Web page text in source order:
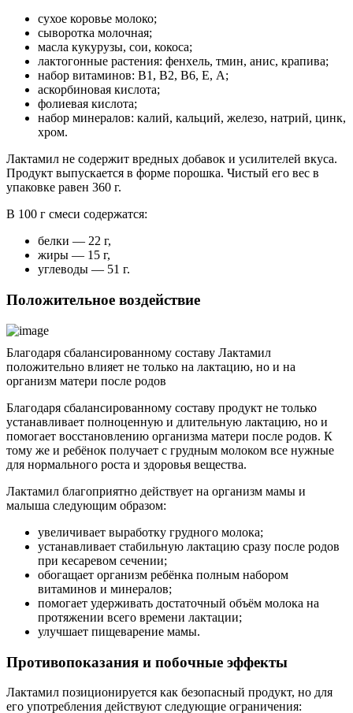
сухое коровье молоко;
сыворотка молочная;
масла кукурузы, сои, кокоса;
лактогонные растения: фенхель, тмин, анис, крапива;
набор витаминов: В1, В2, В6, Е, А;
аскорбиновая кислота;
фолиевая кислота;
набор минералов: калий, кальций, железо, натрий, цинк,
хром.
Лактамил не содержит вредных добавок и усилителей вкуса.
Продукт выпускается в форме порошка. Чистый его вес в
упаковке равен 360 г.
В 100 г смеси содержатся:
белки — 22 г,
жиры — 15 г,
углеводы — 51 г.
Положительное воздействие
Благодаря сбалансированному составу Лактамил
положительно влияет не только на лактацию, но и на
организм матери после родов
Благодаря сбалансированному составу продукт не только
устанавливает полноценную и длительную лактацию, но и
помогает восстановлению организма матери после родов. К
тому же и ребёнок получает с грудным молоком все нужные
для нормального роста и здоровья вещества.
Лактамил благоприятно действует на организм мамы и
малыша следующим образом:
увеличивает выработку грудного молока;
устанавливает стабильную лактацию сразу после родов
при кесаревом сечении;
обогащает организм ребёнка полным набором
витаминов и минералов;
помогает удерживать достаточный объём молока на
протяжении всего времени лактации;
улучшает пищеварение мамы.
Противопоказания и побочные эффекты
Лактамил позиционируется как безопасный продукт, но для
его употребления действуют следующие ограничения: